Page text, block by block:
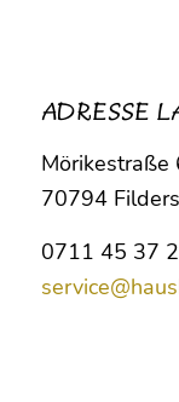
ADRESSE
Mörikestraße
70794
0711 45 37